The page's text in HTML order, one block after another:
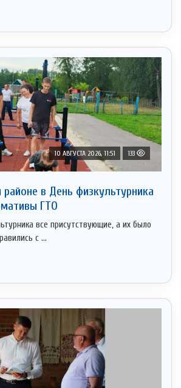
10 АВГУСТА 2026, 11:51 133
в День физкультурника
ГТО
все присутствующие, а их было
с ...